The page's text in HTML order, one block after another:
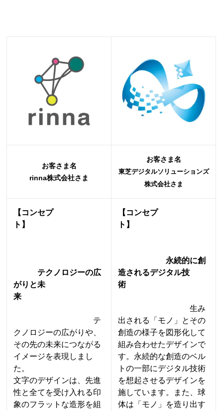
お客さま名
rinna株式会社さま
お客さま名
東芝デジタルソリューションズ
株式会社さま
【コンセプ
ト】
テクノロジーの広
がりと未
来
テ
クノロジーの広がりや、
その先の未来につながる
イメージを表現しまし
た。
文字のデザインは、先進
性と全てを受け入れる印
象のフラットな造形を組
【コンセプ
ト】
永続的に創
造されるデジタル技
術
生み
出される「モノ」とその
創造の様子を図形化して
組み合わせたデザインで
す。永続的な創造のベル
トの一部にデジタル技術
を想起させるデザインを
施しています。また、球
体は「モノ」を造り出す